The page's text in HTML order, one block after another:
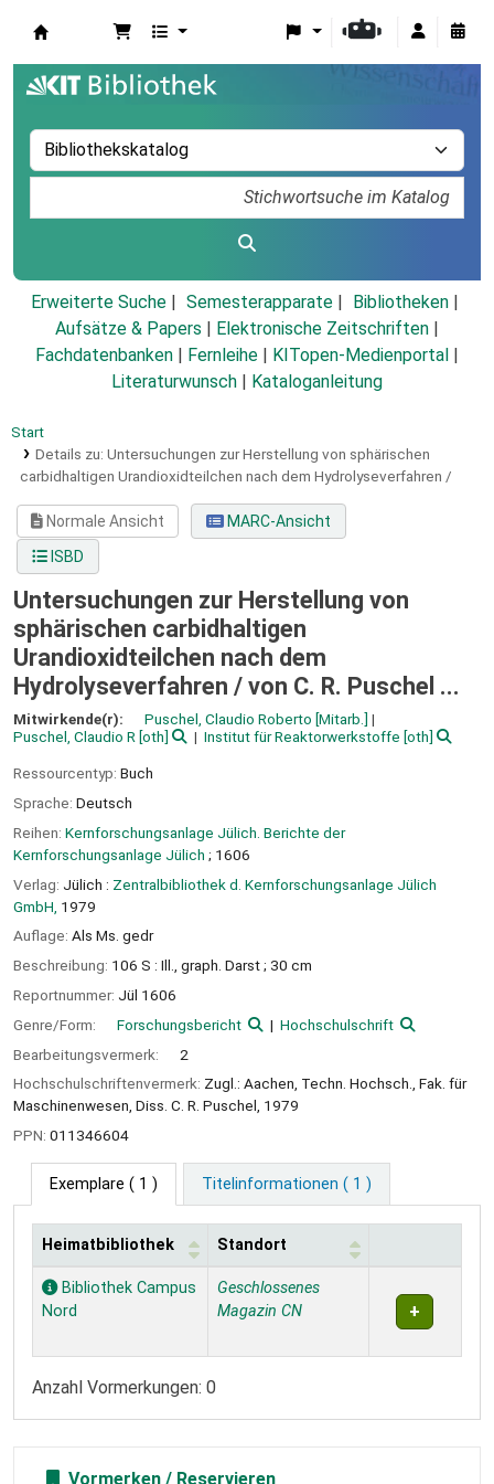
Erweiterte Suche Semesterapparate
Bibliotheken
Aufsätze & Papers
Elektronische Zeitschriften
Fachdatenbanken
Fernleihe KITopen-Medienportal
Literaturwunsch
Kataloganleitung
Start
Details zu: Untersuchungen zur Herstellung von sphärischen
carbidhaltigen Urandioxidteilchen nach dem Hydrolyseverfahren /
Normale Ansicht
MARC-Ansicht
ISBD
Untersuchungen zur Herstellung von
sphärischen carbidhaltigen
Urandioxidteilchen nach dem
Hydrolyseverfahren / von C. R. Puschel ...
Mitwirkende(r): Puschel, Claudio Roberto [Mitarb.]
Puschel, Claudio R [oth] Institut für Reaktorwerkstoffe [oth]
Ressourcentyp: Buch
Sprache: Deutsch
Reihen: Kernforschungsanlage Jülich. Berichte der
Kernforschungsanlage Jülich ; 1606
Verlag: Jülich : Zentralbibliothek d. Kernforschungsanlage Jülich
GmbH, 1979
Auflage: Als Ms. gedr
Beschreibung: 106 S : Ill., graph. Darst ; 30 cm
Reportnummer: Jül 1606
Genre/Form:
Forschungsbericht
Hochschulschrift
Bearbeitungsvermerk:
2
Hochschulschriftenvermerk: Zugl.: Aachen, Techn. Hochsch., Fak. für
Maschinenwesen, Diss. C. R. Puschel, 1979
PPN: 011346604
Exemplare ( 1 ) Titelinformationen ( 1 )
Exemplare
Heimatbibliothek Standort
Bibliothek Campus
Nord
Geschlossenes
Magazin CN
Anzahl Vormerkungen: 0
Vormerken